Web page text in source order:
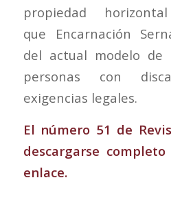
propiedad
que Encarnación
del actual modelo de
personas con
exigencias legales.
El número 51 de
descargarse
enlace.